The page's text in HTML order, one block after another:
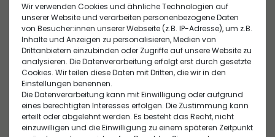
Für eine optimale Deckkraft gleichmäßig mit dem
Puderpinsel Nr. 1 auf das Gesicht auftragen.
Wirkung:
Lässt die Haut glatter erscheinen
Sorgt dank mikronisiertem Puder für ein samtiges
Finish
Fixiert das Make-up zuverlässig
Inhaltsstoffe
MICA , ZEA MAYS (CORN) STARCH* , ZINC STEARATE ,
OCTYLDODECANOL , SQUALANE , RICINUS COMMUNIS
(CASTOR) SEED OIL* , SILICA , GLYCERIN , LECITHIN ,
ARGANIA SPINOSA KERNEL OIL* , PRUNUS ARMENIACA
(APRICOT) KERNEL OIL* , SODIUM ANISATE , SODIUM
LEVULINATE , TOCOPHEROL , ASCORBYL PALMITATE ,
AQUA (WATER) , CITRIC ACID [+ / , MAY CONTAIN : CI
Hersteller-Informationen
EU Verantwortlicher
NATURE.COS S.A.R.L.
26300 Bourg de Péage, Frankreich 220 Allée du
Royans ,
Verwandte Produkte
Wir verwenden Cookies und ähnliche Technologien auf
unserer Website und verarbeiten personenbezogene Daten
von Besucher:innen unserer Webseite (z.B. IP-Adresse), um z.B.
Inhalte und Anzeigen zu personalisieren, Medien von
Drittanbietern einzubinden oder Zugriffe auf unsere Website zu
analysieren. Die Datenverarbeitung erfolgt erst durch gesetzte
Cookies. Wir teilen diese Daten mit Dritten, die wir in den
Einstellungen benennen.
Die Datenverarbeitung kann mit Einwilligung oder aufgrund
eines berechtigten Interesses erfolgen. Die Zustimmung kann
erteilt oder abgelehnt werden. Es besteht das Recht, nicht
einzuwilligen und die Einwilligung zu einem späteren Zeitpunkt